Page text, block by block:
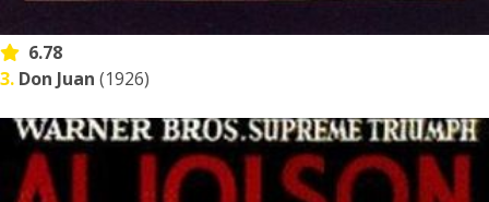
6.78
3. Don Juan (1926)